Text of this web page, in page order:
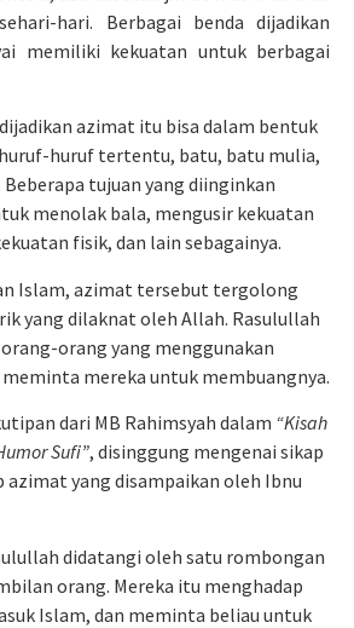
hari. Berbagai benda dijadikan
memiliki kekuatan untuk berbagai
azimat itu bisa dalam bentuk
huruf tertentu, batu, batu mulia,
tujuan yang diinginkan
menolak bala, mengusir kekuatan
fisik, dan lain sebagainya.
Islam, azimat tersebut tergolong
yang dilaknat oleh Allah. Rasulullah
orang yang menggunakan
mereka untuk membuangnya.
dari MB Rahimsyah dalam “Kisah
Sufi”, disinggung mengenai sikap
azimat yang disampaikan oleh Ibnu
didatangi oleh satu rombongan
orang. Mereka itu menghadap
Islam, dan meminta beliau untuk